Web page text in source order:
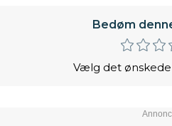
Bedøm
Vælg det